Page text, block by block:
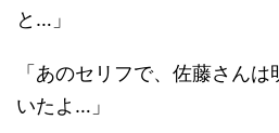
と…」
「あのセリフで、佐藤さん
いたよ…」